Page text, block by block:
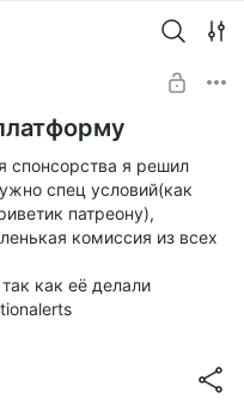
спонсорства я решил
спец условий(как
патреону),
комиссия из всех
как её делали